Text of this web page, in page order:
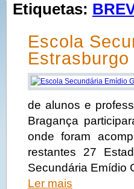
Etiquetas:
Escola
Estrasburgo
de alunos e
Bragança
onde foram
restantes 27
Secundária
Ler mais